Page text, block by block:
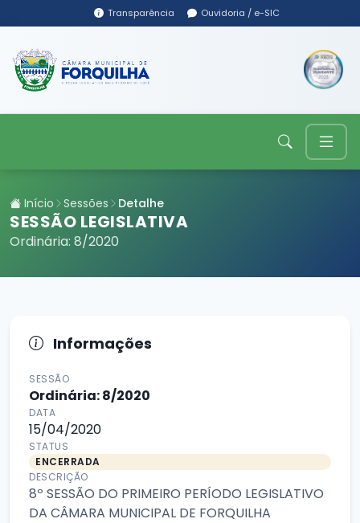
Transparência Ouvidoria / e-SIC
Início Sessões Detalhe
SESSÃO LEGISLATIVA
Ordinária: 8/2020
Informações
SESSÃO
Ordinária: 8/2020
DATA
15/04/2020
STATUS
ENCERRADA
DESCRIÇÃO
8º SESSÃO DO PRIMEIRO PERÍODO LEGISLATIVO
DA CÂMARA MUNICIPAL DE FORQUILHA